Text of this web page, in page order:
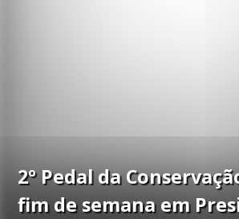
2º Pedal da
fim de semana em